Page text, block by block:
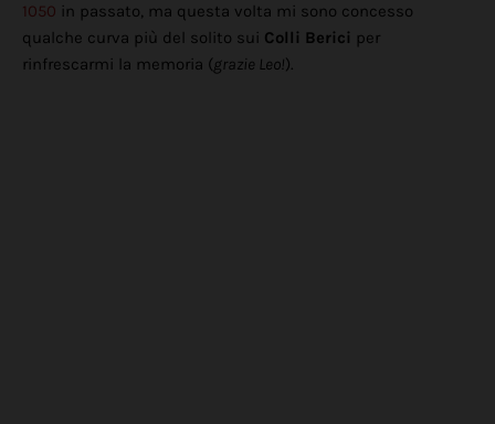
1050 in passato, ma questa volta mi sono concesso
qualche curva più del solito sui Colli Berici per
rinfrescarmi la memoria (grazie Leo!).